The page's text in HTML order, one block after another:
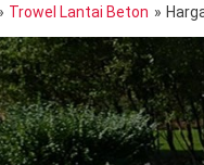
Trowel Lantai Beton